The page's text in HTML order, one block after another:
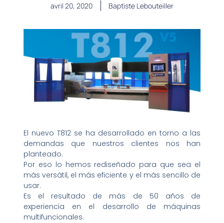
avril 20, 2020 Baptiste Lebouteiller
El nuevo T812 se ha desarrollado en torno a las
demandas que nuestros clientes nos han
planteado.
Por eso lo hemos rediseñado para que sea el
más versátil, el más eficiente y el más sencillo de
usar.
Es el resultado de más de 50 años de
experiencia en el desarrollo de máquinas
multifuncionales.